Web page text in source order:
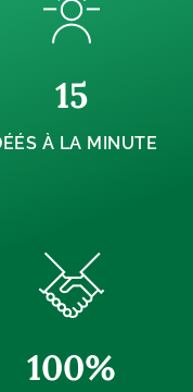
À LA MINUTE
15
100%